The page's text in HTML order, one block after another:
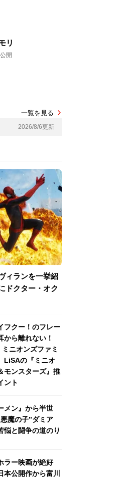
リ
開
一覧を見る
2026/8/6更新
ィランを一挙紹
ドクター・オク
フクー！のフレー
から離れない！
ニオンズファミ
LiSAの『ミニオ
モンスターズ』推
ント
メン』から半世
魔の子”ダミア
悩と闘争の道のり
ラー映画が絶好
本公開作から富川